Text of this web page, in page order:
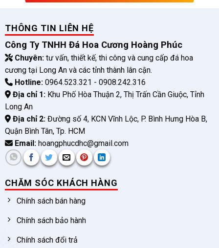
THÔNG TIN LIÊN HỆ
Công Ty TNHH Đá Hoa Cương Hoàng Phúc
Chuyên:tư vấn, thiết kế, thi công và cung cấp đá hoa
cương tại Long An và các tỉnh thành lân cận.
Hotline:0964.523.321 - 0908.242.316
Địa chỉ 1:Khu Phố Hòa Thuận 2, Thị Trấn Cần Giuộc, Tỉnh
Long An
Địa chỉ 2:Đường số 4, KCN Vĩnh Lộc, P. Bình Hưng Hòa B,
Quận Bình Tân, Tp. HCM
Email:hoangphucdhc@gmail.com
CHĂM SÓC KHÁCH HÀNG
Chính sách bán hàng
Chính sách bảo hành
Chính sách đổi trả